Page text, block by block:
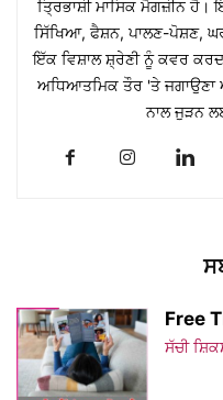
ਤ੍ਰਿਭਾਸ਼ੀ ਮਾਸਿਕ ਮੈਗਜ਼ੀਨ
ਸਿੱਖਿਆ, ਫੈਸ਼ਨ, ਪਾਲਣ-ਪੋਸ਼ਣ,
ਇੱਕ ਵਿਸ਼ਾਲ ਸ਼੍ਰੇਣੀ ਨੂੰ ਕਵਰ
ਅਧਿਆਤਮਿਕ ਤੌਰ 'ਤੇ ਜਗਾਉਣਾ
ਨਾਲ ਜੁੜਨ
Free
ਸੱਚੀ